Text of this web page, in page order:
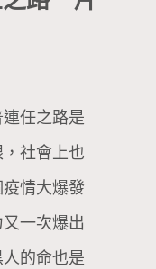
任之路是
社會上也
情大爆發
一次爆出
的命也是